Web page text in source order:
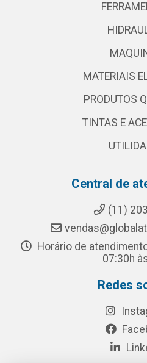
MATERIAIS
PRODUTOS
TINTAS E
Central de
(11)
Horário de
07:30h
Redes